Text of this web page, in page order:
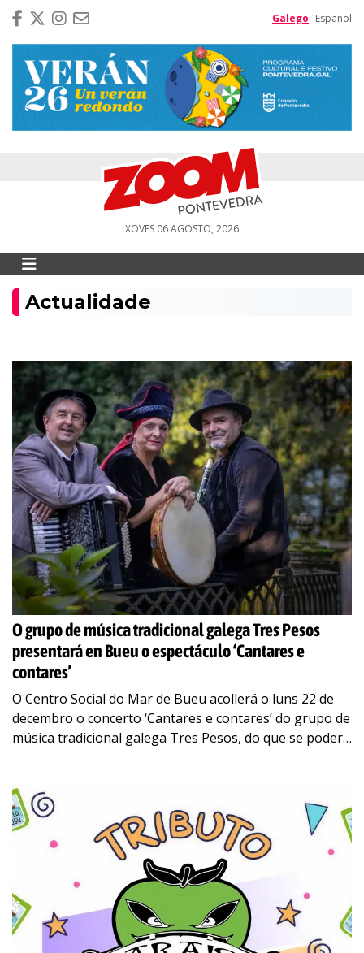
Galego Español
XOVES 06 AGOSTO, 2026
Actualidade
O grupo de música tradicional galega Tres Pesos
presentará en Bueu o espectáculo ‘Cantares e
contares’
O Centro Social do Mar de Bueu acollerá o luns 22 de
decembro o concerto ‘Cantares e contares’ do grupo de
música tradicional galega Tres Pesos, do que se poderá